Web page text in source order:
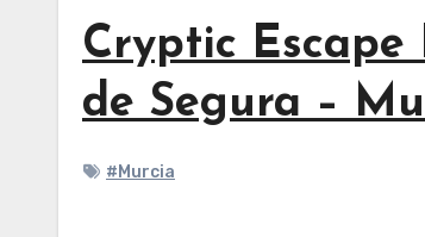
Cryptic Escape
de Segura –
#Murcia